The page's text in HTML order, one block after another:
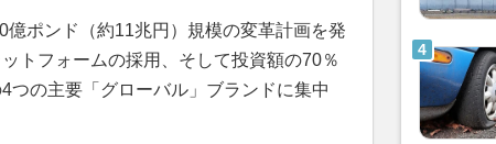
ポンド（約11兆円）規模の変革計画を発
トフォームの採用、そして投資額の70％
4つの主要「グローバル」ブランドに集中